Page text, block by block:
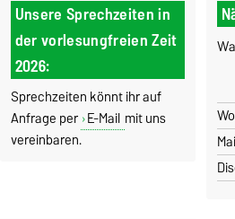
Unsere Sprechzeiten in
der vorlesungfreien Zeit
2026:
Sprechzeiten könnt ihr auf
Anfrage per E-Mail mit uns
vereinbaren.